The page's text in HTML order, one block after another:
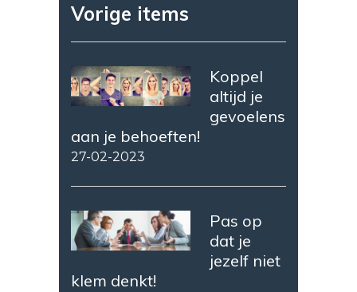
Vorige items
Koppel
altijd je
gevoelens
aan je behoeften!
27-02-2023
Pas op
dat je
jezelf niet
klem denkt!